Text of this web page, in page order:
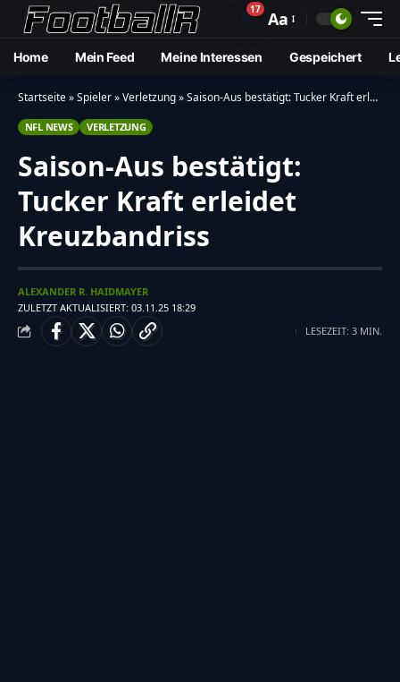
🔔17 Aa
Home Mein Feed Meine Interessen Gespeichert
Startseite»Spieler»Verletzung»Saison-Aus bestätigt: Tucker Kraft erleidet Kreuzbandriss
NFL NEWS VERLETZUNG
Saison-Aus bestätigt:
Tucker Kraft erleidet
Kreuzbandriss
ZULETZT AKTUALISIERT: 03.11.25 18:29
ALEXANDER R. HAIDMAYER
LESEZEIT: 3 MIN.